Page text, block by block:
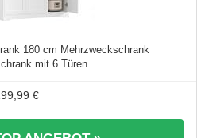
180 cm Mehrzweckschrank
mit 6 Türen ...
€